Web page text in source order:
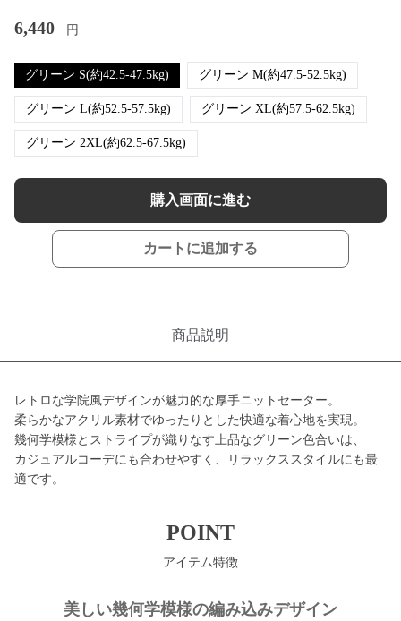
6,440 円
グリーン S(約42.5-47.5kg) グリーン M(約47.5-52.5kg)
グリーン L(約52.5-57.5kg) グリーン XL(約57.5-62.5kg)
グリーン 2XL(約62.5-67.5kg)
購入画面に進む
カートに追加する
商品説明
レトロな学院風デザインが魅力的な厚手ニットセーター。
柔らかなアクリル素材でゆったりとした快適な着心地を実現。
幾何学模様とストライプが織りなす上品なグリーン色合いは、
カジュアルコーデにも合わせやすく、リラックススタイルにも最
適です。
POINT
アイテム特徴
美しい幾何学模様の編み込みデザイン